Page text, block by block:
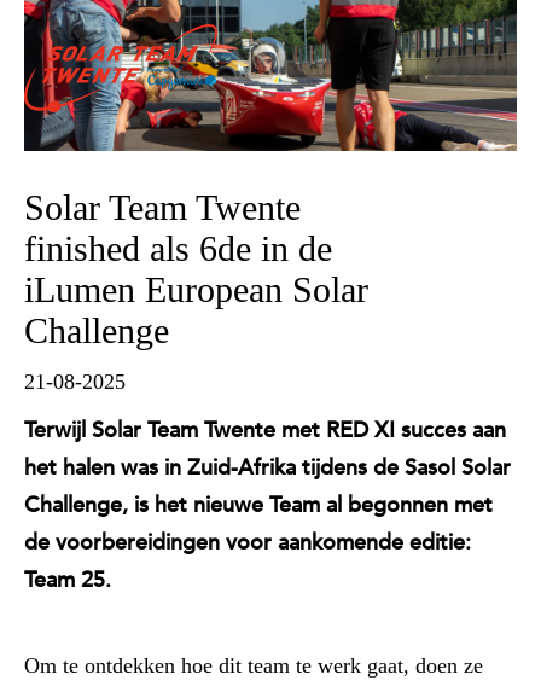
Solar Team Twente
finished als 6de in de
iLumen European Solar
Challenge
21-08-2025
Terwijl Solar Team Twente met RED XI succes aan
het halen was in Zuid-Afrika tijdens de Sasol Solar
Challenge, is het nieuwe Team al begonnen met
de voorbereidingen voor aankomende editie:
Team 25.
Om te ontdekken hoe dit team te werk gaat, doen ze